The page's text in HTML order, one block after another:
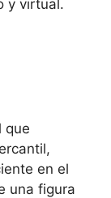
y virtual.
que
en el
una figura